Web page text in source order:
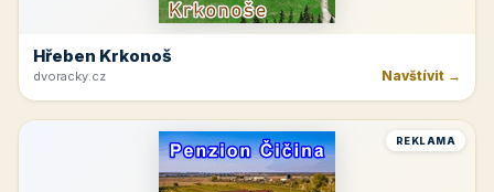
Hřeben Krkonoš
dvoracky.cz Navštívit →
REKLAMA